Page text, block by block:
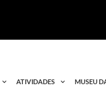
ATIVIDADES MUSEU